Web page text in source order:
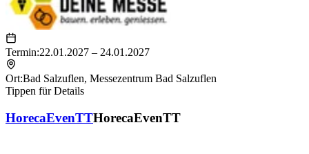
Termin:22.01.2027 – 24.01.2027
Ort:Bad Salzuflen, Messezentrum Bad Salzuflen
Tippen für Details
HorecaEvenTTHorecaEvenTT